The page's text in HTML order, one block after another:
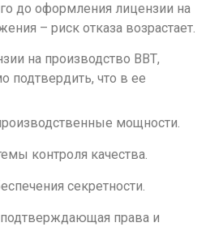
до оформления лицензии на
– риск отказа возрастает.
на производство ВВТ,
подтвердить, что в ее
мощности.
контроля качества.
секретности.
права и